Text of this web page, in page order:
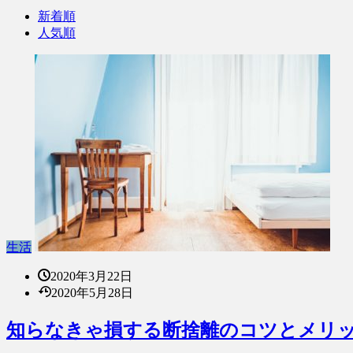
新着順
人気順
生活
2020年3月22日
2020年5月28日
知らなきゃ損する断捨離のコツとメリ